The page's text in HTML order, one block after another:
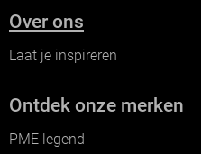
Over ons
Laat je inspireren
Ontdek onze merken
PME legend